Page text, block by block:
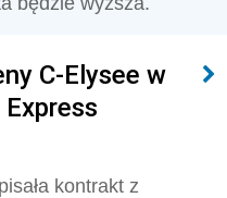
C-Elysee w
kontrakt z